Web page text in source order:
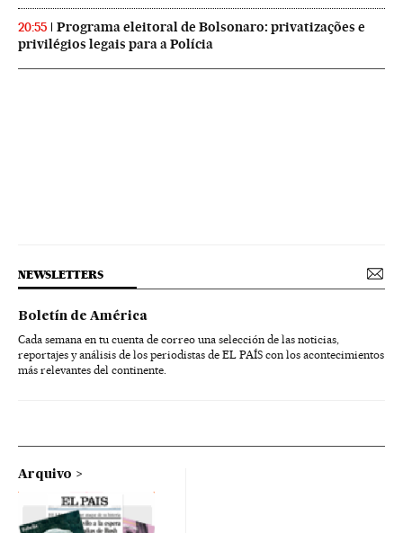
20:55
Programa eleitoral de Bolsonaro: privatizações e
privilégios legais para a Polícia
NEWSLETTERS
Boletín de América
Cada semana en tu cuenta de correo una selección de las noticias,
reportajes y análisis de los periodistas de EL PAÍS con los acontecimientos
más relevantes del continente.
Arquivo